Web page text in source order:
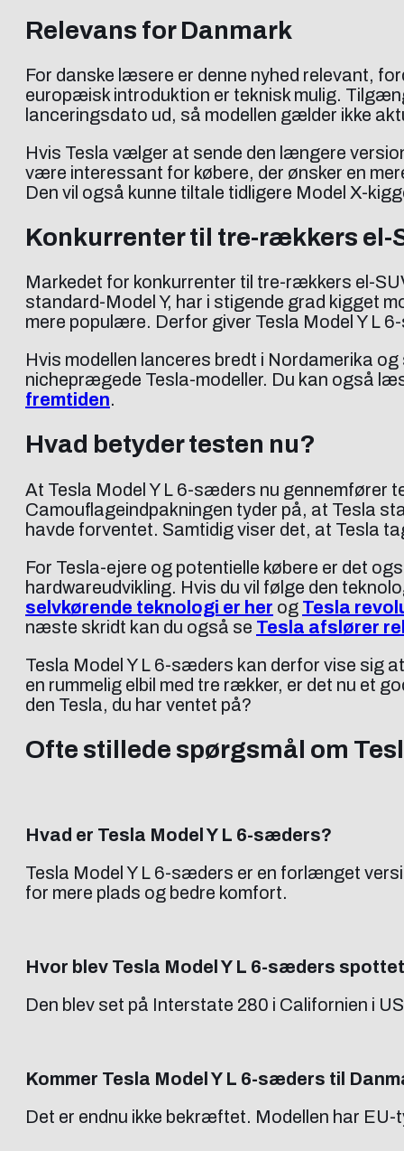
Relevans for Danmark
For danske læsere er denne nyhed relevant,
europæisk introduktion er teknisk mulig.
lanceringsdato ud, så modellen gælder ikke
Hvis Tesla vælger at sende den længere
være interessant for købere, der ønsker en
Den vil også kunne tiltale tidligere Model X-
Konkurrenter til tre-rækkers el-
Markedet for konkurrenter til tre-rækkers el-
standard-Model Y, har i stigende grad kigget
mere populære. Derfor giver Tesla Model Y L
Hvis modellen lanceres bredt i Nordamerika
nicheprægede Tesla-modeller. Du kan også
fremtiden.
Hvad betyder testen nu?
At Tesla Model Y L 6-sæders nu gennemfører
Camouflageindpakningen tyder på, at Tesla
havde forventet. Samtidig viser det, at Tesla
For Tesla-ejere og potentielle købere er det
hardwareudvikling. Hvis du vil følge den
selvkørende teknologi er her og Tesla
næste skridt kan du også se Tesla afslører
Tesla Model Y L 6-sæders kan derfor vise sig
en rummelig elbil med tre rækker, er det nu et
den Tesla, du har ventet på?
Ofte stillede spørgsmål om
Hvad er Tesla Model Y L 6-sæders?
Tesla Model Y L 6-sæders er en forlænget
for mere plads og bedre komfort.
Hvor blev Tesla Model Y L 6-sæders
Den blev set på Interstate 280 i Californien i
Kommer Tesla Model Y L 6-sæders til
Det er endnu ikke bekræftet. Modellen har